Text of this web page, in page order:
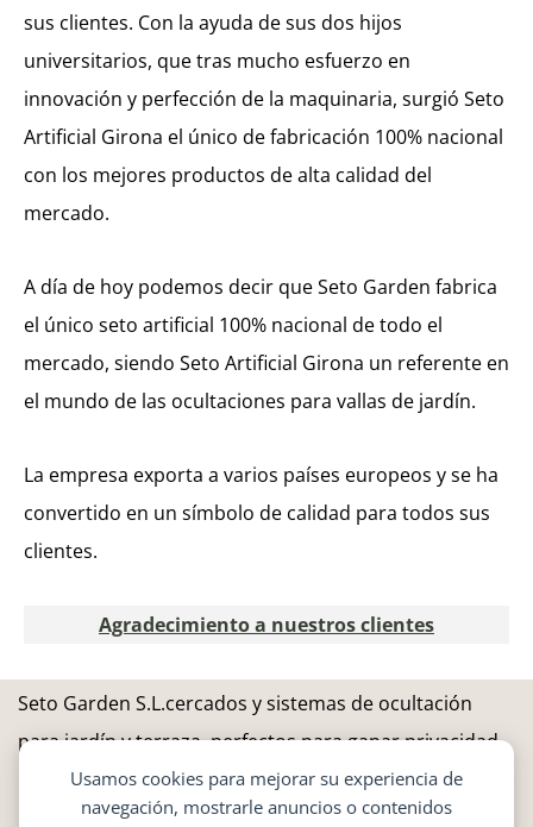
Usamos cookies para mejorar su experiencia de
navegación, mostrarle anuncios o contenidos
sus clientes. Con la ayuda de sus dos hijos
universitarios, que tras mucho esfuerzo en
innovación y perfección de la maquinaria, surgió Seto
Artificial Girona el único de fabricación 100% nacional
con los mejores productos de alta calidad del
mercado.
A día de hoy podemos decir que Seto Garden fabrica
el único seto artificial 100% nacional de todo el
mercado, siendo Seto Artificial Girona un referente en
el mundo de las ocultaciones para vallas de jardín.
La empresa exporta a varios países europeos y se ha
convertido en un símbolo de calidad para todos sus
clientes.
Agradecimiento a nuestros clientes
Seto Garden S.L.cercados y sistemas de ocultación
para jardín y terraza, perfectos para ganar privacidad,
proteger tu espacio y embellecer tu hogar exterior.